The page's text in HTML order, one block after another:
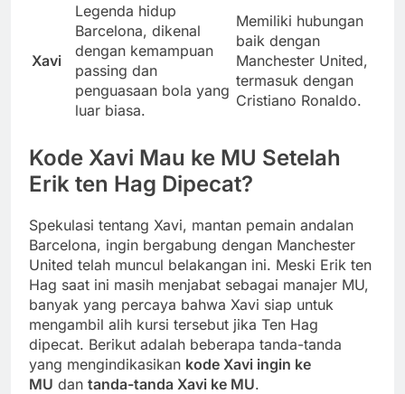
Xavi
Legenda hidup
Barcelona, dikenal
dengan kemampuan
passing dan
penguasaan bola yang
luar biasa.
Memiliki hubungan
baik dengan
Manchester United,
termasuk dengan
Cristiano Ronaldo.
Kode Xavi Mau ke MU Setelah
Erik ten Hag Dipecat?
Spekulasi tentang Xavi, mantan pemain andalan
Barcelona, ingin bergabung dengan Manchester
United telah muncul belakangan ini. Meski Erik ten
Hag saat ini masih menjabat sebagai manajer MU,
banyak yang percaya bahwa Xavi siap untuk
mengambil alih kursi tersebut jika Ten Hag
dipecat. Berikut adalah beberapa tanda-tanda
yang mengindikasikan kode Xavi ingin ke
MU dan tanda-tanda Xavi ke MU.